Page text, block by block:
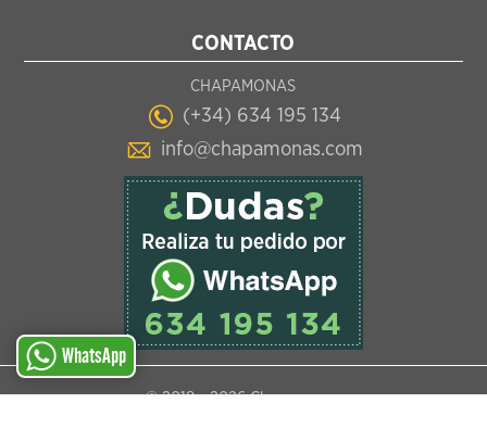
CONTACTO
CHAPAMONAS
(+34) 634 195 134
info@chapamonas.com
© 2018 -2026 Chapamonas
WhatsApp